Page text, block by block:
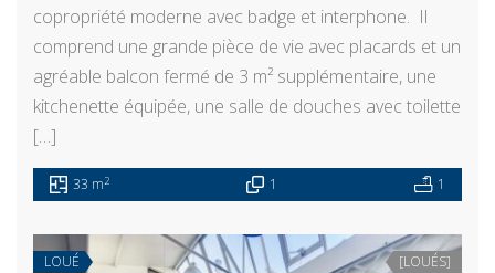
copropriété moderne avec badge et interphone. Il
comprend une grande pièce de vie avec placards et un
agréable balcon fermé de 3 m² supplémentaire, une
kitchenette équipée, une salle de douches avec toilette
[…]
33 m2 1 1
LOUÉ [LOUÉS]